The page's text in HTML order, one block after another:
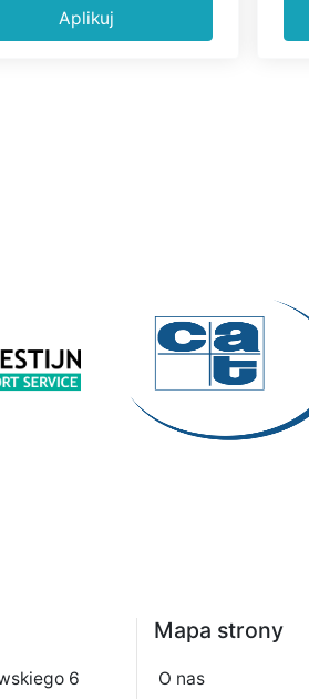
Aplikuj
Mapa strony
6
O nas